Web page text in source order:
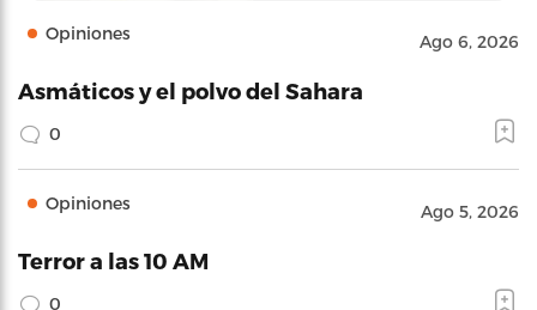
Opiniones Ago 6, 2026
Asmáticos y el polvo del Sahara
0
Opiniones Ago 5, 2026
Terror a las 10 AM
0